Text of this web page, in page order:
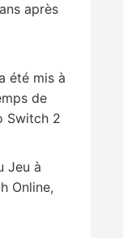
après
été mis à
de
Switch 2
Jeu à
Online,